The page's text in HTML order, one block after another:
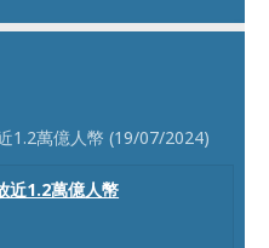
1.2萬億人幣 (19/07/2024)
近1.2萬億人幣